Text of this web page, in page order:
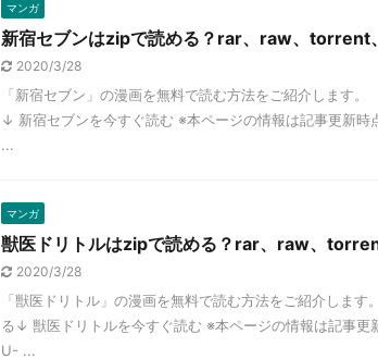
マンガ
新宿セブンはzipで読める？rar、raw、torrent
2020/3/28
「新宿セブン」の漫画を無料で読む方法をご紹介します
↓ 新宿セブンを今すぐ読む ※本ページの情報は記事更新
...
マンガ
獣医ドリトルはzipで読める？rar、raw、
2020/3/28
「獣医ドリトル」の漫画を無料で読む方法をご紹介しま
る↓ 獣医ドリトルを今すぐ読む ※本ページの情報は記事更
U- ...